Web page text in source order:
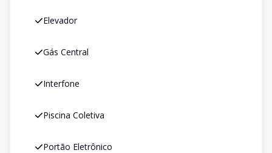
Elevador
Gás Central
Interfone
Piscina Coletiva
Portão Eletrônico